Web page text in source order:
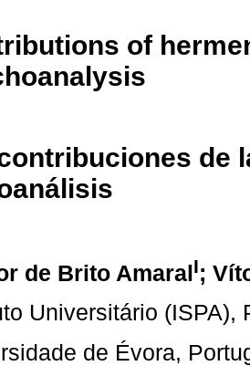
of
de
de Brito AmaralI;
Universitário (ISPA),
de Évora,